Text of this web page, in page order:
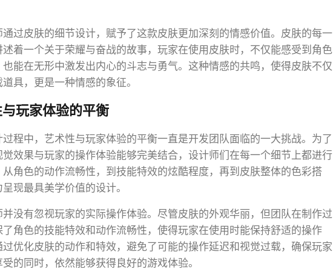
通过皮肤的细节设计，赋予了这款皮肤更加深刻的情感价值。皮肤的每一
述着一个关于荣耀与奋战的故事，玩家在使用皮肤时，不仅能感受到角色
也能在无形中激发出内心的斗志与勇气。这种情感的共鸣，使得皮肤不仅
具，更是一种情感的象征。
玩家体验的平衡
程中，艺术性与玩家体验的平衡一直是开发团队面临的一大挑战。为了
效果与玩家的操作体验能够完美结合，设计师们在每一个细节上都进行
从角色的动作流畅性，到技能特效的炫酷程度，再到皮肤整体的色彩搭
现最具美学价值的设计。
没有忽视玩家的实际操作体验。尽管皮肤的外观华丽，但团队在制作过
角色的技能特效和动作流畅性，使得玩家在使用时能保持舒适的操作
过优化皮肤的动作和特效，避免了可能的操作延迟和视觉过载，确保玩家
的同时，依然能够获得良好的游戏体验。